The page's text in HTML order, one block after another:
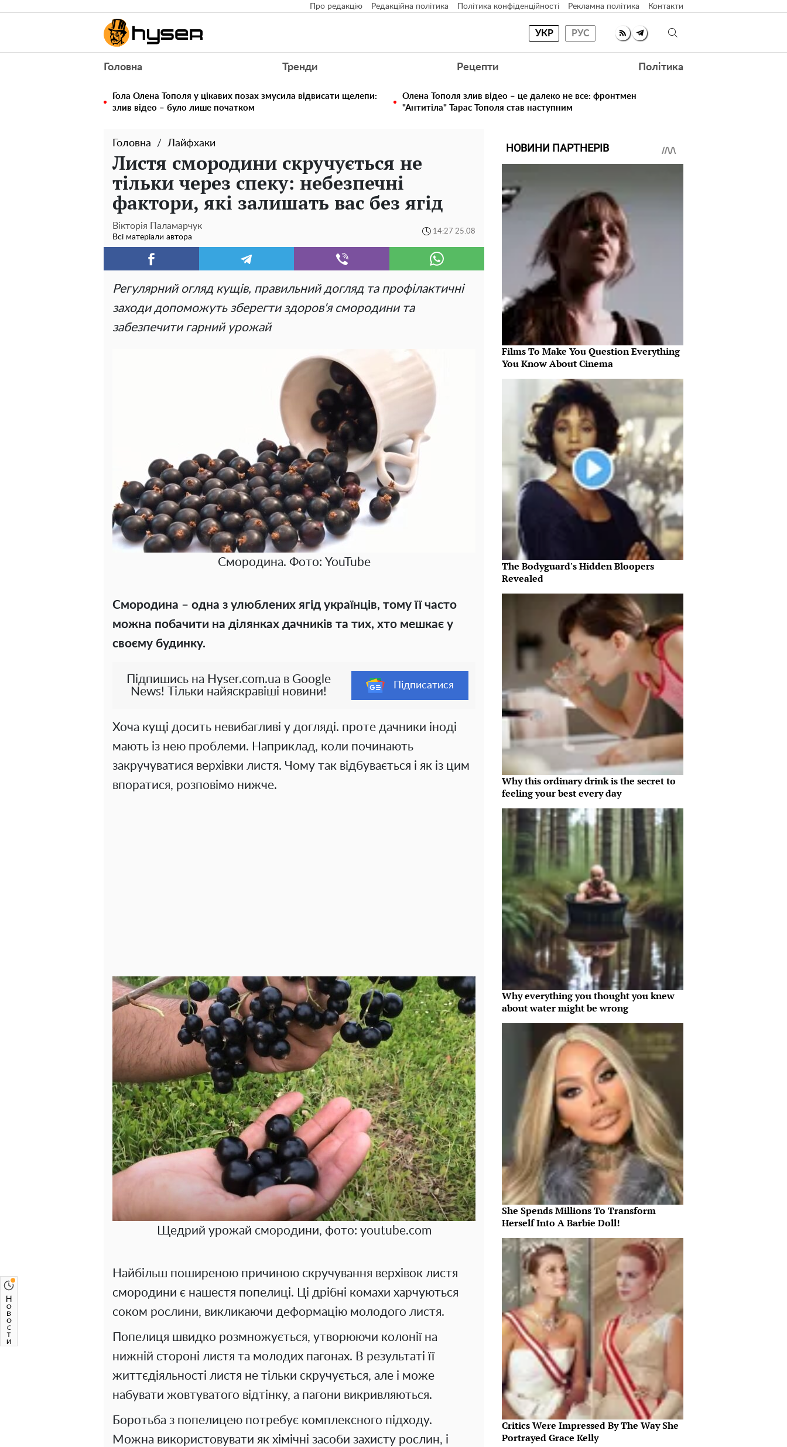
Про редакцію Редакційна політика Політика конфіденційності Рекламна політика Контакти
УКР РУС
Головна Тренди Рецепти Політика
Гола Олена Тополя у цікавих позах змусила відвисати щелепи:
злив відео – було лише початком
Олена Тополя злив відео – це далеко не все: фронтмен
"Антитіла" Тарас Тополя став наступним
Головна Лайфхаки
Листя смородини скручується не
тільки через спеку: небезпечні
фактори, які залишать вас без ягід
Вікторія Паламарчук
Всі матеріали автора
14:27 25.08
Регулярний огляд кущів, правильний догляд та профілактичні
заходи допоможуть зберегти здоров'я смородини та
забезпечити гарний урожай
Смородина. Фото: YouTube
Смородина – одна з улюблених ягід українців, тому її часто
можна побачити на ділянках дачників та тих, хто мешкає у
своєму будинку.
Підпишись на Hyser.com.ua в Google
News! Тільки найяскравіші новини!
Підписатися
Хоча кущі досить невибагливі у догляді. проте дачники іноді
мають із нею проблеми. Наприклад, коли починають
закручуватися верхівки листя. Чому так відбувається і як із цим
впоратися, розповімо нижче.
Щедрий урожай смородини, фото: youtube.com
Найбільш поширеною причиною скручування верхівок листя
смородини є нашестя попелиці. Ці дрібні комахи харчуються
соком рослини, викликаючи деформацію молодого листя.
Попелиця швидко розмножується, утворюючи колонії на
нижній стороні листя та молодих пагонах. В результаті її
життєдіяльності листя не тільки скручується, але і може
набувати жовтуватого відтінку, а пагони викривляються.
Боротьба з попелицею потребує комплексного підходу.
Можна використовувати як хімічні засоби захисту рослин, і
НОВИНИ ПАРТНЕРІВ
Films To Make You Question Everything
You Know About Cinema
The Bodyguard's Hidden Bloopers
Revealed
Why this ordinary drink is the secret to
feeling your best every day
Why everything you thought you knew
about water might be wrong
She Spends Millions To Transform
Herself Into A Barbie Doll!
Critics Were Impressed By The Way She
Portrayed Grace Kelly